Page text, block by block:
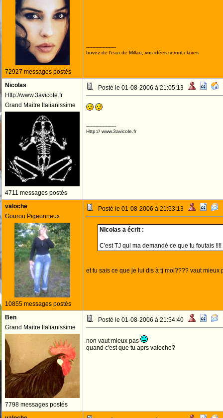
72927 messages postés
--------------------
buvez de l'eau de Millau, vos idées seront claires
Nicolas
Http://www.3avicole.fr
Grand Maitre Italianissime
4711 messages postés
Posté le 01-08-2006 à 21:05:13
--------------------
Http:// www.3avicole.fr
valoche
Gourou Pigeonneux
10855 messages postés
Posté le 01-08-2006 à 21:53:13
Nicolas a écrit :
C'est TJ qui ma demandé ce que tu foutais !!!!
et tu sais ce que je lui dis à tj moi???? vaut mieux
Ben
Grand Maitre Italianissime
7798 messages postés
Posté le 01-08-2006 à 21:54:40
non vaut mieux pas
quand c'est que tu aprs valoche?